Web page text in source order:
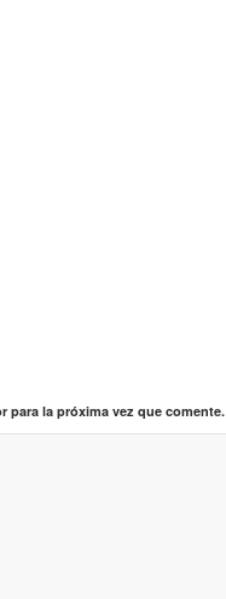
para la próxima vez que comente.